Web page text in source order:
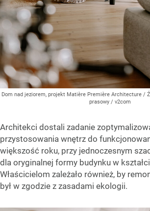
Dom nad jeziorem, projekt Matière Première Architecture /
prasowy / v2com
Architekci dostali zadanie
przystosowania wnętrz do
większość roku, przy jednoczesnym
dla oryginalnej formy budynku w
Właścicielom zależało również, by
był w zgodzie z zasadami ekologii.